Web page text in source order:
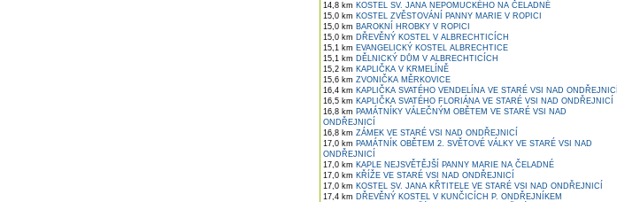
14,8 km KOSTEL SV. JANA NEPOMUCKÉHO NA ČELADNÉ
15,0 km KOSTEL ZVĚSTOVÁNÍ PANNY MARIE V ROPICI
15,0 km BAROKNÍ HROBKY V ROPICI
15,0 km DŘEVĚNÝ KOSTEL V ALBRECHTICÍCH
15,1 km EVANGELICKÝ KOSTEL ALBRECHTICE
15,1 km DĚLNICKÝ DŮM V ALBRECHTICÍCH
15,2 km KAPLIČKA V KRMELÍNĚ
15,6 km ZVONIČKA MĚRKOVICE
16,4 km KAPLIČKA SVATÉHO VENDELÍNA VE STARÉ VSI NAD ONDŘEJNICÍ
16,5 km KAPLIČKA SVATÉHO FLORIÁNA VE STARÉ VSI NAD ONDŘEJNICÍ
16,8 km PAMÁTNÍKY VÁLEČNÝM OBĚTEM VE STARÉ VSI NAD
ONDŘEJNICÍ
16,8 km ZÁMEK VE STARÉ VSI NAD ONDŘEJNICÍ
17,0 km PAMÁTNÍK OBĚTEM 2. SVĚTOVÉ VÁLKY VE STARÉ VSI NAD
ONDŘEJNICÍ
17,0 km KAPLE NEJSVĚTĚJŠÍ PANNY MARIE NA ČELADNÉ
17,0 km KŘÍŽE VE STARÉ VSI NAD ONDŘEJNICÍ
17,0 km KOSTEL SV. JANA KŘTITELE VE STARÉ VSI NAD ONDŘEJNICÍ
17,4 km DŘEVĚNÝ KOSTEL V KUNČICÍCH P. ONDŘEJNÍKEM